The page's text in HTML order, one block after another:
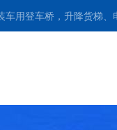
用登车桥，升降货梯